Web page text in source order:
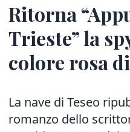
Ritorna
Trieste” la
colore rosa
La nave di Teseo
romanzo dello